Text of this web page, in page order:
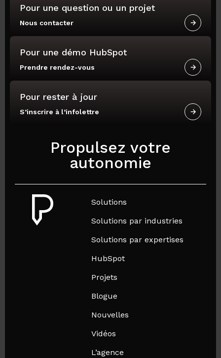
Pour une question ou un projet
Nous contacter
Pour une démo HubSpot
Prendre rendez-vous
Pour rester à jour
S’inscrire à l’infolettre
Propulsez votre
autonomie
Solutions
Solutions par industries
Solutions par expertises
HubSpot
Projets
Blogue
Nouvelles
Vidéos
L’agence